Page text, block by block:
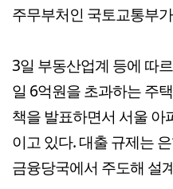
주무부처인 국토교통부
3일 부동산업계 등에 따
일 6억원을 초과하는 주
책을 발표하면서 서울 아
이고 있다. 대출 규제는
금융당국에서 주도해 설